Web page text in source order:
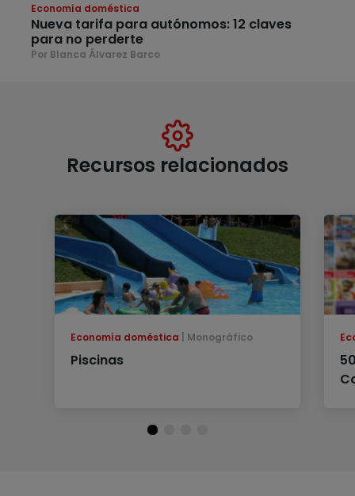
Economía doméstica
Nueva tarifa para autónomos: 12 claves
para no perderte
Por Blanca Álvarez Barco
Recursos relacionados
Economía doméstica Monográfico
Piscinas